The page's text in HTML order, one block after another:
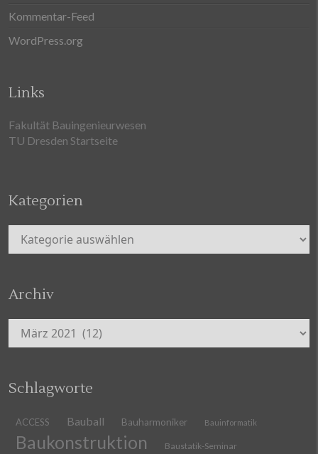
Kommentar-Feed
WordPress.org
Links
Fakultät Bauingenieurwesen
TU Dresden Startseite
Kategorien
Kategorien
Archiv
Archiv
Schlagworte
ACCESS Bauball Bauharmoniker Bauinformatik
Baukonstruktion Baustatik-Seminar